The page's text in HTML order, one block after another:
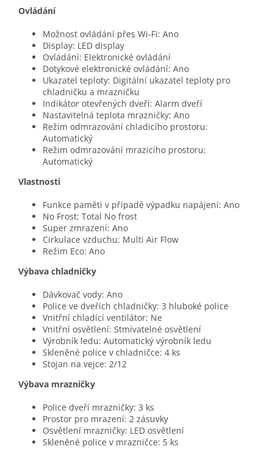
Ovládání
Možnost ovládání přes Wi-Fi: Ano
Display: LED display
Ovládání: Elektronické ovládání
Dotykové elektronické ovládání: Ano
Ukazatel teploty: Digitální ukazatel teploty pro
chladničku a mrazničku
Indikátor otevřených dveří: Alarm dveří
Nastavitelná teplota mrazničky: Ano
Režim odmrazování chladicího prostoru:
Automatický
Režim odmrazování mrazicího prostoru:
Automatický
Vlastnosti
Funkce paměti v případě výpadku napájení: Ano
No Frost: Total No frost
Super zmrazení: Ano
Cirkulace vzduchu: Multi Air Flow
Režim Eco: Ano
Výbava chladničky
Dávkovač vody: Ano
Police ve dveřích chladničky: 3 hluboké police
Vnitřní chladící ventilátor: Ne
Vnitřní osvětlení: Stmívatelné osvětlení
Výrobník ledu: Automatický výrobník ledu
Skleněné police v chladničce: 4 ks
Stojan na vejce: 2/12
Výbava mrazničky
Police dveří mrazničky: 3 ks
Prostor pro mrazení: 2 zásuvky
Osvětlení mrazničky: LED osvětlení
Skleněné police v mrazničce: 5 ks